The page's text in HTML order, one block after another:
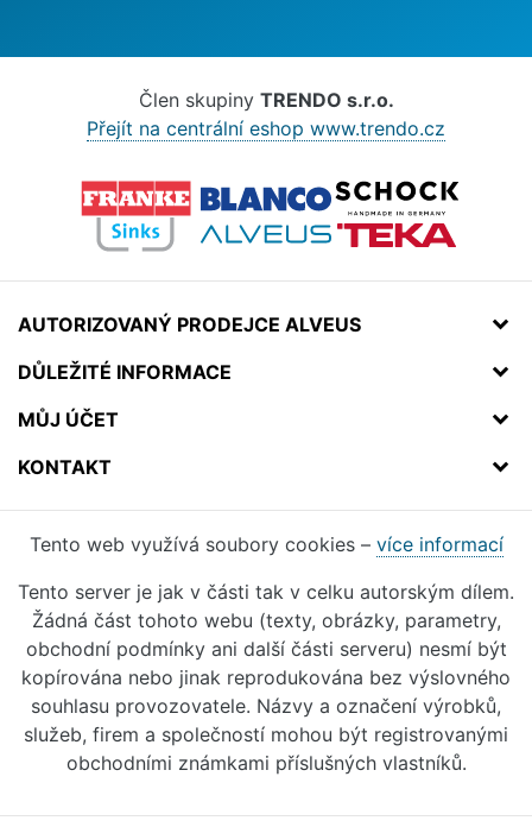
Člen skupiny TRENDO s.r.o.
Přejít na centrální eshop www.trendo.cz
AUTORIZOVANÝ PRODEJCE ALVEUS
DŮLEŽITÉ INFORMACE
MŮJ ÚČET
KONTAKT
Tento web využívá soubory cookies – více informací
Tento server je jak v části tak v celku autorským dílem.
Žádná část tohoto webu (texty, obrázky, parametry,
obchodní podmínky ani další části serveru) nesmí být
kopírována nebo jinak reprodukována bez výslovného
souhlasu provozovatele. Názvy a označení výrobků,
služeb, firem a společností mohou být registrovanými
obchodními známkami příslušných vlastníků.